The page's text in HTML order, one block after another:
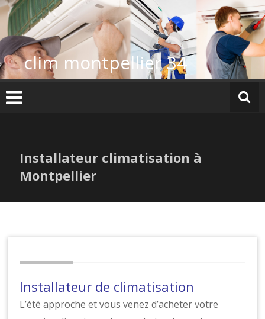
Skip
to
content
clim montpellier 34
Installateur climatisation à
Montpellier
Installateur de climatisation
L’été approche et vous venez d’acheter votre